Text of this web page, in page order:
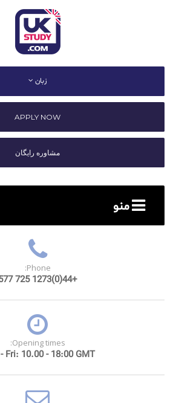
زبان
APPLY NOW
مشاوره رایگان
منو
Phone:
+44(0)1273 725 577
Opening times:
Fri: 10.00 - 18:00 GMT